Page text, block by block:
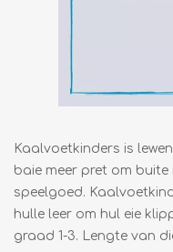
Kaalvoetkinders is
baie meer pret om
speelgoed.
hulle leer om hul eie
graad 1-3. Lengte van